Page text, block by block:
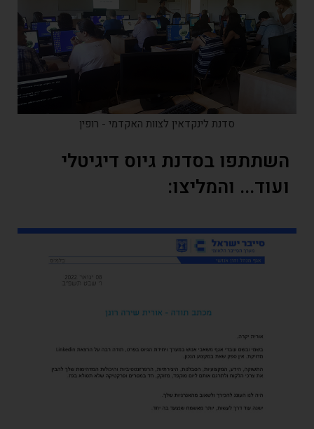
סדנת לינקדאין לצוות האקדמי - רופין
בסדנת גיוס דיגיטלי
והמליצו: